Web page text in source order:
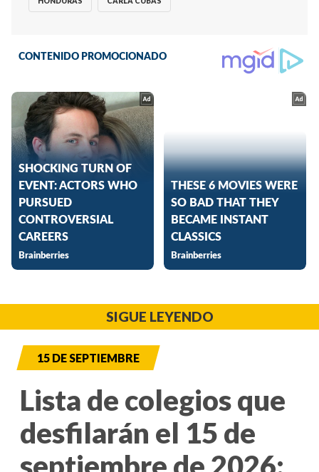
SIGUE LEYENDO
15 DE SEPTIEMBRE
Lista de colegios que
desfilarán el 15 de